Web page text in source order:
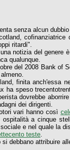
senza alcun
cofinanziatrice
ritardi".
notizia del
qualunque.
del 2008 Bank of
finita anch'essa
ha speso
dovrebbe
dei dirigenti.
vari hanno così
a cinque
e nel quale la
teste.
debbano attribuire